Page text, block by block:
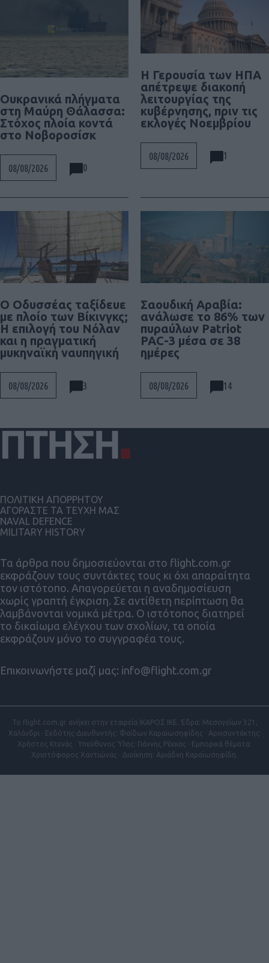
Ουκρανικά πλήγματα
στη Μαύρη Θάλασσα:
Στόχος πλοία κοντά
στο Νοβοροσίσκ
08/08/2026 0
Η Γερουσία των ΗΠΑ
απέτρεψε διακοπή
λειτουργίας της
κυβέρνησης, πριν τις
εκλογές Νοεμβρίου
08/08/2026 1
Ο Οδυσσέας ταξίδευε
με πλοίο των Βίκινγκς;
Η επιλογή του Νόλαν
και η πραγματική
μυκηναϊκή ναυπηγική
08/08/2026 3
Σαουδική Αραβία:
ανάλωσε το 86% των
πυραύλων Patriot
PAC-3 μέσα σε 38
ημέρες
08/08/2026 14
Τα άρθρα που δημοσιεύονται στο flight.com.gr
εκφράζουν τους συντάκτες τους κι όχι απαραίτητα
τον ιστότοπο. Απαγορεύεται η αναδημοσίευση
χωρίς γραπτή έγκριση. Σε αντίθετη περίπτωση θα
λαμβάνονται νομικά μέτρα. Ο ιστότοπος διατηρεί
το δικαίωμα ελέγχου των σχολίων, τα οποία
εκφράζουν μόνο το συγγραφέα τους.
Επικοινωνήστε μαζί μας: info@flight.com.gr
ΠΟΛΙΤΙΚΗ ΑΠΟΡΡΗΤΟΥ
ΑΓΟΡΑΣΤΕ ΤΑ ΤΕΥΧΗ ΜΑΣ
NAVAL DEFENCE
MILITARY HISTORY
Το flight.com.gr ανήκει στην εταιρεία ΙΚΑΡΟΣ ΙΚΕ. Έδρα: Μεσογείων 321,
Χαλάνδρι · Εκδότης-Διευθυντής: Φαίδων Καραϊωσηφίδης · Αρχισυντάκτης:
Χρήστος Κτενάς · Υπεύθυνος Ύλης: Γιάννης Ρέκκας · Εμπορικά θέματα:
Χριστόφορος Χαντιώνας · Διοίκηση: Αριάδνη Καραϊωσηφίδη.